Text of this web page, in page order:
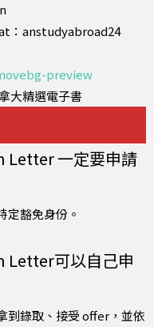
：anstudyabroad24
大精選電子書
一定要申請
定豁免身份。
可以自己申
到錄取、接受 offer，並依